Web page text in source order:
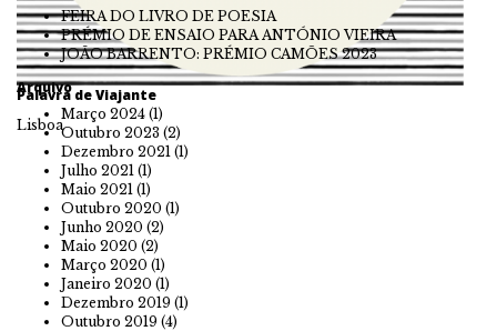
Palavra de Viajante
Lisboa
FEIRA DO LIVRO DE POESIA
PRÉMIO DE ENSAIO PARA ANTÓNIO VIEIRA
JOÃO BARRENTO: PRÉMIO CAMÕES 2023
Arquivo
Março 2024 (1)
Outubro 2023 (2)
Dezembro 2021 (1)
Julho 2021 (1)
Maio 2021 (1)
Outubro 2020 (1)
Junho 2020 (2)
Maio 2020 (2)
Março 2020 (1)
Janeiro 2020 (1)
Dezembro 2019 (1)
Outubro 2019 (4)